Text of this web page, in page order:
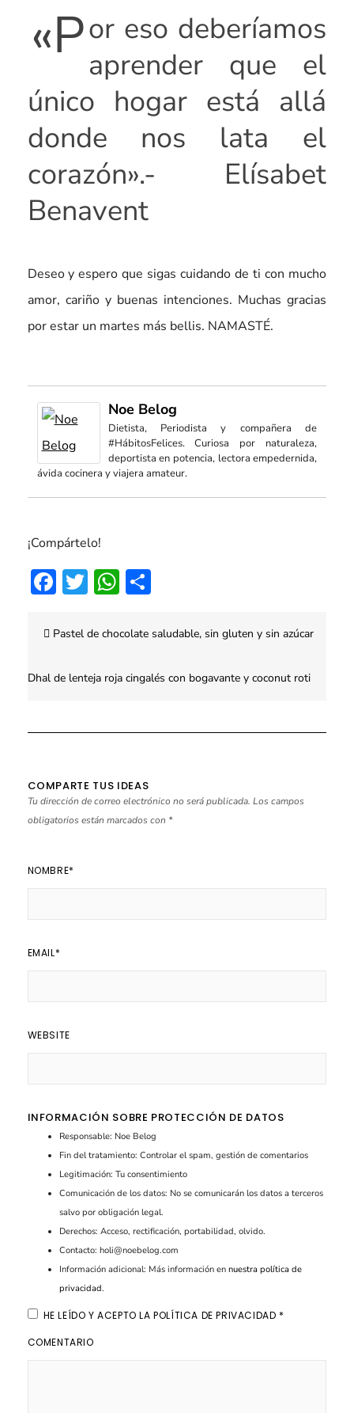
«Por eso deberíamos
aprender que el
único hogar está allá
donde nos lata el
corazón».- Elísabet
Benavent
Deseo y espero que sigas cuidando de ti con mucho
amor, cariño y buenas intenciones. Muchas gracias
por estar un martes más bellis. NAMASTÉ.
Noe Belog
Dietista, Periodista y compañera de
#HábitosFelices. Curiosa por naturaleza,
deportista en potencia, lectora empedernida,
ávida cocinera y viajera amateur.
¡Compártelo!
Facebook
TwitterWhatsApp
Compartir
de Pastel de chocolate saludable, sin gluten y sin azúcar
Dhal de lenteja roja cingalés con bogavante y coconut roti
COMPARTE TUS IDEAS
Tu dirección de correo electrónico no será publicada. Los campos
obligatorios están marcados con *
NOMBRE*
EMAIL*
WEBSITE
INFORMACIÓN SOBRE PROTECCIÓN DE DATOS
Responsable: Noe Belog
Fin del tratamiento: Controlar el spam, gestión de comentarios
Legitimación: Tu consentimiento
Comunicación de los datos: No se comunicarán los datos a terceros
salvo por obligación legal.
Derechos: Acceso, rectificación, portabilidad, olvido.
Contacto: holi@noebelog.com
Información adicional: Más información en nuestra política de
privacidad.
HE LEÍDO Y ACEPTO LAPOLÍTICA DE PRIVACIDAD *
COMENTARIO